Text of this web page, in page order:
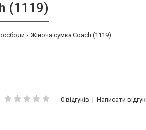
(1119)
Жіноча сумка Coach (1119)
0 відгуків | Написати відгук